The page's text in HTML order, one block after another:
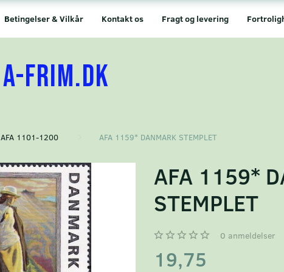
Fragt og levering
Kontakt os
Betingelser & Vilkår
A-FRIM.DK
AFA 1101-1200 AFA 1159* DANMARK STEMPLET
AFA 1159*
STEMPLET
0 anmeldelser
19,75